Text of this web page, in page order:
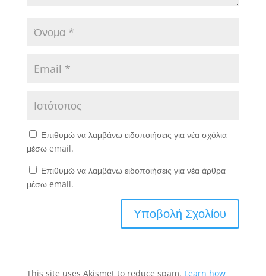
Επιθυμώ να λαμβάνω ειδοποιήσεις για νέα σχόλια
μέσω email.
Επιθυμώ να λαμβάνω ειδοποιήσεις για νέα άρθρα
μέσω email.
This site uses Akismet to reduce spam. Learn how